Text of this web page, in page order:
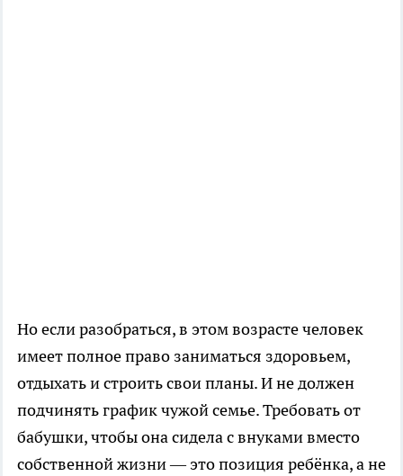
Но если разобраться, в этом возрасте человек
имеет полное право заниматься здоровьем,
отдыхать и строить свои планы. И не должен
подчинять график чужой семье. Требовать от
бабушки, чтобы она сидела с внуками вместо
собственной жизни — это позиция ребёнка, а не